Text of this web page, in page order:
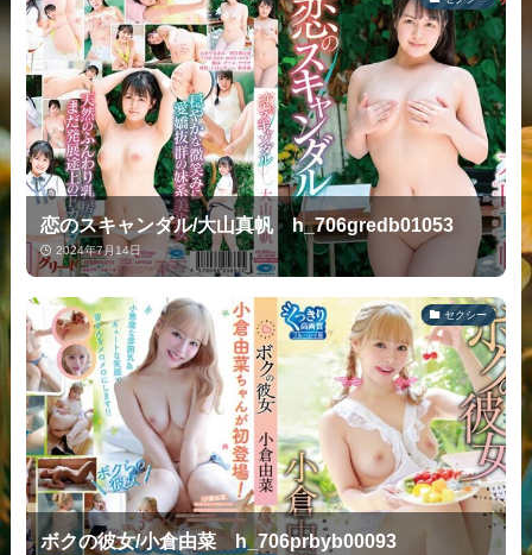
恋のスキャンダル/大山真帆 h_706gredb01053
2024年7月14日
セクシー
ボクの彼女/小倉由菜 h_706prbyb00093